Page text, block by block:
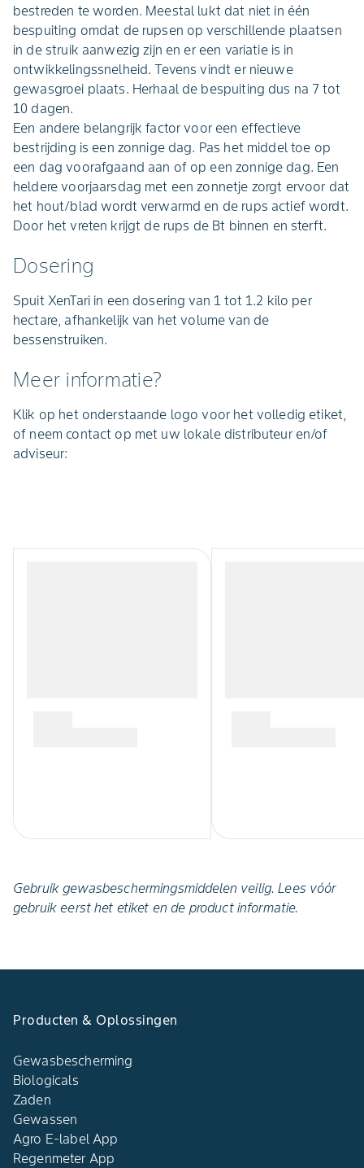
bestreden te worden. Meestal lukt dat niet in één
bespuiting omdat de rupsen op verschillende plaatsen
in de struik aanwezig zijn en er een variatie is in
ontwikkelingssnelheid. Tevens vindt er nieuwe
gewasgroei plaats. Herhaal de bespuiting dus na 7 tot
10 dagen.
Een andere belangrijk factor voor een effectieve
bestrijding is een zonnige dag. Pas het middel toe op
een dag voorafgaand aan of op een zonnige dag. Een
heldere voorjaarsdag met een zonnetje zorgt ervoor dat
het hout/blad wordt verwarmd en de rups actief wordt.
Door het vreten krijgt de rups de Bt binnen en sterft.
Dosering
Spuit XenTari in een dosering van 1 tot 1.2 kilo per
hectare, afhankelijk van het volume van de
bessenstruiken.
Meer informatie?
Klik op het onderstaande logo voor het volledig etiket,
of neem contact op met uw lokale distributeur en/of
adviseur:
Gebruik gewasbeschermingsmiddelen veilig. Lees vóór
gebruik eerst het etiket en de product informatie.
Producten & Oplossingen
Gewasbescherming
Biologicals
Zaden
Gewassen
Agro E-label App
Regenmeter App